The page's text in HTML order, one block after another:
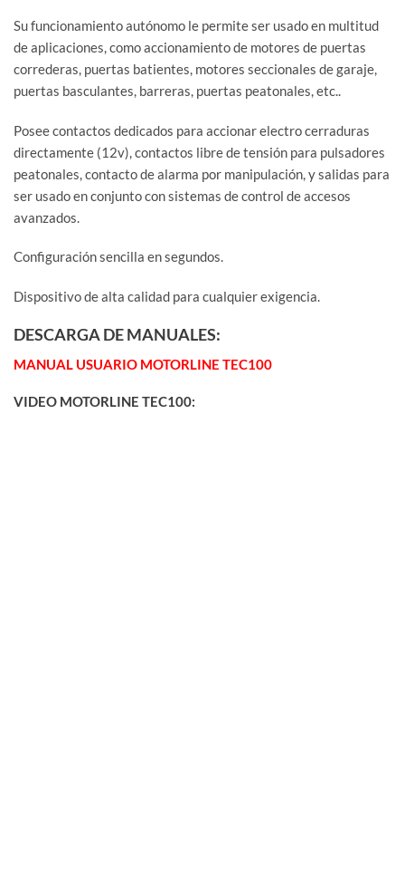
Su funcionamiento autónomo le permite ser usado en multitud
de aplicaciones, como accionamiento de motores de puertas
correderas, puertas batientes, motores seccionales de garaje,
puertas basculantes, barreras, puertas peatonales, etc..
Posee contactos dedicados para accionar electro cerraduras
directamente (12v), contactos libre de tensión para pulsadores
peatonales, contacto de alarma por manipulación, y salidas para
ser usado en conjunto con sistemas de control de accesos
avanzados.
Configuración sencilla en segundos.
Dispositivo de alta calidad para cualquier exigencia.
DESCARGA DE MANUALES:
MANUAL USUARIO MOTORLINE TEC100
VIDEO MOTORLINE TEC100: